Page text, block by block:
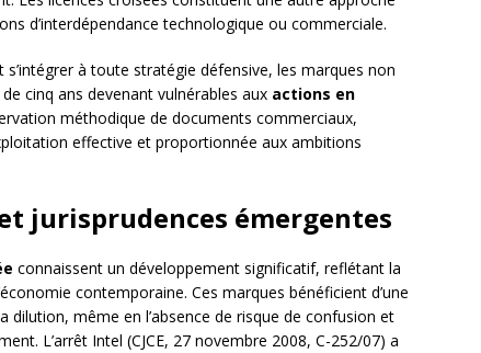
d’interdépendance technologique ou commerciale.
à toute stratégie défensive, les marques non
cinq ans devenant vulnérables aux actions en
méthodique de documents commerciaux,
effective et proportionnée aux ambitions
jurisprudences émergentes
connaissent un développement significatif, reflétant la
contemporaine. Ces marques bénéficient d’une
dilution, même en l’absence de risque de confusion et
L’arrêt Intel (CJCE, 27 novembre 2008, C-252/07) a